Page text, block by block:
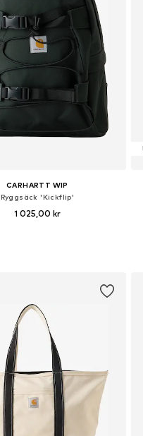
CARHARTT WIP
Ryggsäck 'Kickflip'
1 025,00 kr